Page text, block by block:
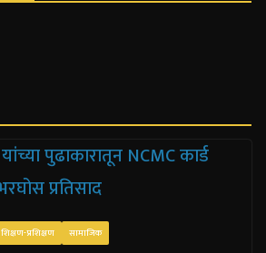
शिक्षण-प्रशिक्षण सामाजिक